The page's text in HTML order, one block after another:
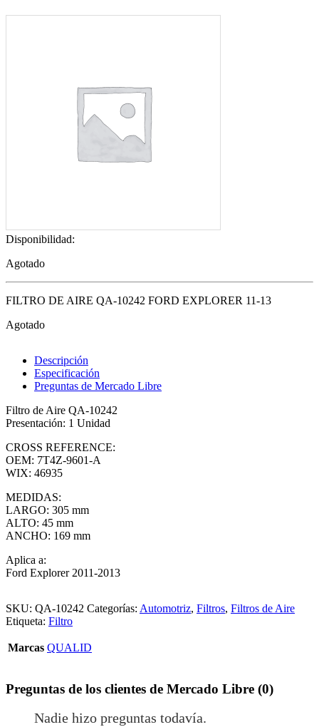
Disponibilidad:
Agotado
FILTRO DE AIRE QA-10242 FORD EXPLORER 11-13
Agotado
Descripción
Especificación
Preguntas de Mercado Libre
Filtro de Aire QA-10242
Presentación: 1 Unidad
CROSS REFERENCE:
OEM: 7T4Z-9601-A
WIX: 46935
MEDIDAS:
LARGO: 305 mm
ALTO: 45 mm
ANCHO: 169 mm
Aplica a:
Ford Explorer 2011-2013
SKU: QA-10242 Categorías: Automotriz, Filtros, Filtros de Aire
Etiqueta: Filtro
Marcas QUALID
Preguntas de los clientes de Mercado Libre (0)
Nadie hizo preguntas todavía.